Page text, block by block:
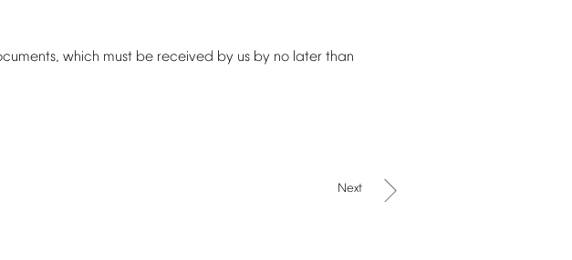
which must be received by us by no later than
Next